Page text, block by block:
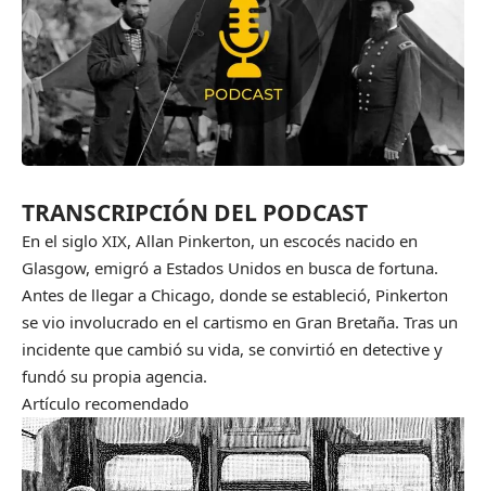
TRANSCRIPCIÓN DEL PODCAST
En el siglo XIX, Allan Pinkerton, un escocés nacido en
Glasgow, emigró a Estados Unidos en busca de fortuna.
Antes de llegar a Chicago, donde se estableció, Pinkerton
se vio involucrado en el cartismo en Gran Bretaña. Tras un
incidente que cambió su vida, se convirtió en detective y
fundó su propia agencia.
Artículo recomendado